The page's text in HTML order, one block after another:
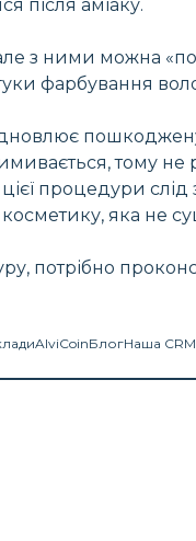
після аміаку.
з ними можна
фарбування
тому
процедури слід
яка не
потрібно
AlviCoinБлогНаша CRM